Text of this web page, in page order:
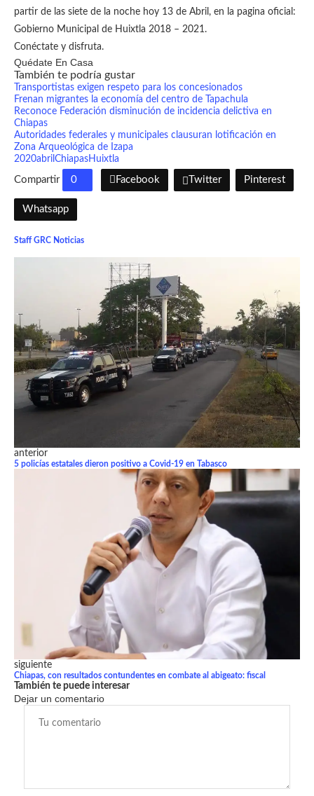
partir de las siete de la noche hoy 13 de Abril, en la pagina oficial:
Gobierno Municipal de Huixtla 2018 – 2021.
Conéctate y disfruta.
Quédate En Casa
También te podría gustar
Transportistas exigen respeto para los concesionados
Frenan migrantes la economía del centro de Tapachula
Reconoce Federación disminución de incidencia delictiva en
Chiapas
Autoridades federales y municipales clausuran lotificación en
Zona Arqueológica de Izapa
2020abril ChiapasHuixtla
Compartir 0 Facebook Twitter Pinterest
Whatsapp
Staff GRC Noticias
anterior
5 policías estatales dieron positivo a Covid-19 en Tabasco
siguiente
Chiapas, con resultados contundentes en combate al abigeato: fiscal
También te puede interesar
Dejar un comentario